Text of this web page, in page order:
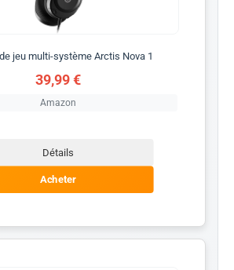
jeu multi-système Arctis Nova 1
39,99 €
Amazon
Détails
Acheter